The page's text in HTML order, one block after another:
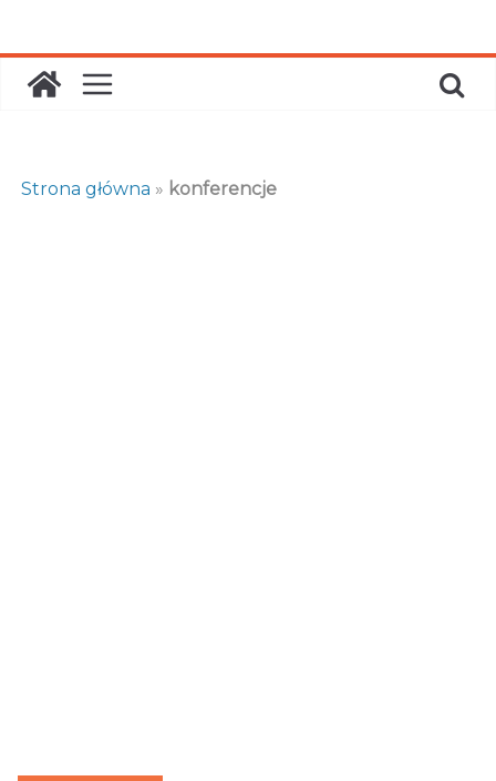
content
Strona główna » konferencje